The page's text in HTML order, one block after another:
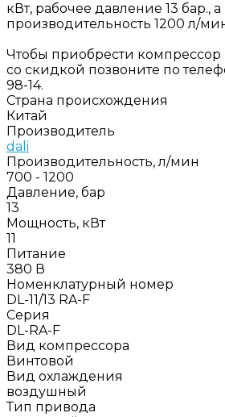
кВт, рабочее давление 13 бар., а
производительность 1200 л/
Чтобы приобрести компрессор
со скидкой позвоните по
98-14.
Страна происхождения
Китай
Производитель
dali
Производительность, л/мин
700 - 1200
Давление, бар
13
Мощность, кВт
11
Питание
380 В
Номенклатурный номер
DL-11/13 RA-F
Серия
DL-RA-F
Вид компрессора
Винтовой
Вид охлаждения
воздушный
Тип привода